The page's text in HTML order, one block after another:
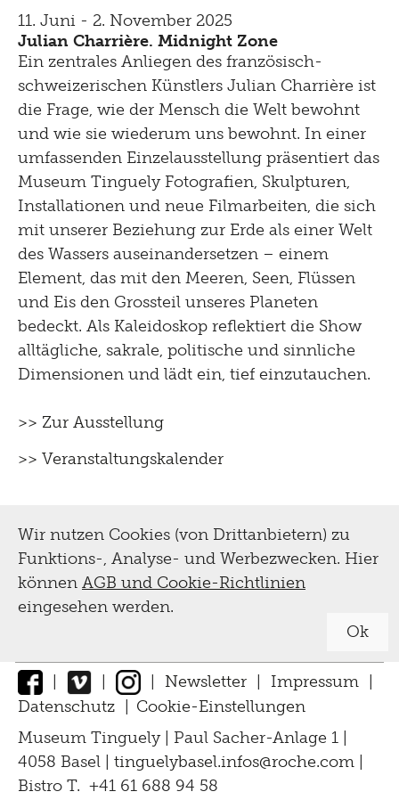
11. Juni - 2. November 2025
Julian Charrière. Midnight Zone
Ein zentrales Anliegen des französisch-
schweizerischen Künstlers Julian Charrière ist
die Frage, wie der Mensch die Welt bewohnt
und wie sie wiederum uns bewohnt. In einer
umfassenden Einzelausstellung präsentiert das
Museum Tinguely Fotografien, Skulpturen,
Installationen und neue Filmarbeiten, die sich
mit unserer Beziehung zur Erde als einer Welt
des Wassers auseinandersetzen – einem
Element, das mit den Meeren, Seen, Flüssen
und Eis den Grossteil unseres Planeten
bedeckt. Als Kaleidoskop reflektiert die Show
alltägliche, sakrale, politische und sinnliche
Dimensionen und lädt ein, tief einzutauchen.
>> Zur Ausstellung
>> Veranstaltungskalender
Wir nutzen Cookies (von Drittanbietern) zu
Funktions-, Analyse- und Werbezwecken. Hier
können AGB und Cookie-Richtlinien
eingesehen werden.
Ok
| | | Newsletter | Impressum |
Datenschutz
Cookie-Einstellungen
Museum Tinguely | Paul Sacher-Anlage 1 |
4058 Basel | tinguelybasel.infos@roche.com
Bistro T. +41 61 688 94 58